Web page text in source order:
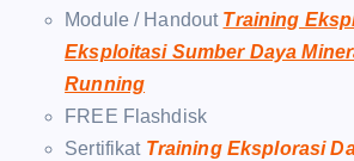
Module / Handout Training
Eksploitasi Sumber Daya
Running
FREE Flashdisk
Sertifikat Training Eksplorasi